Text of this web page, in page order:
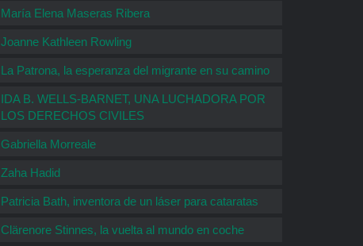
María Elena Maseras Ribera
Joanne Kathleen Rowling
La Patrona, la esperanza del migrante en su camino
IDA B. WELLS-BARNET, UNA LUCHADORA POR
LOS DERECHOS CIVILES
Gabriella Morreale
Zaha Hadid
Patricia Bath, inventora de un láser para cataratas
Clärenore Stinnes, la vuelta al mundo en coche